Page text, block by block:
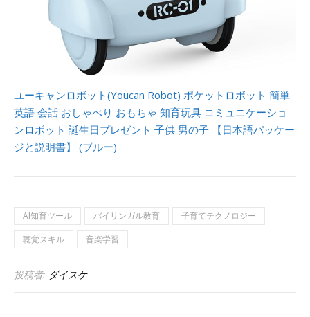
ユーキャンロボット(Youcan Robot) ポケットロボット 簡単
英語 会話 おしゃべり おもちゃ 知育玩具 コミュニケーショ
ンロボット 誕生日プレゼント 子供 男の子 【日本語パッケー
ジと説明書】 (ブルー)
AI知育ツール バイリンガル教育
子育てテクノロジー
聴覚スキル
音楽学習
投稿者: ダイスケ